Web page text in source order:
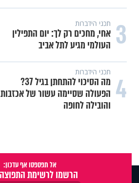
3 תכני הידברות
אחי, מחכים רק לך: יום התפילין
העולמי מגיע לתל אביב
4 תכני הידברות
מה הסיכוי להתחתן בגיל 37?
הפעולה שסיימה עשור של אכזבות
והובילה לחופה
אל תפספסו אף עדכון:
הרשמו לרשימת